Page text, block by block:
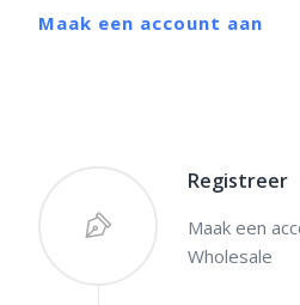
Maak een account aan
Registreer
Maak een
Wholesale